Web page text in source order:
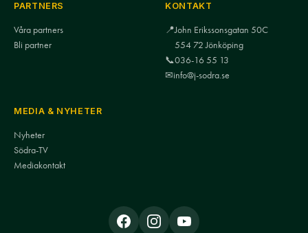
PARTNERS
Våra partners
Bli partner
KONTAKT
📍John Erikssonsgatan 50C
554 72 Jönköping
📞036-16 55 13
✉info@j-sodra.se
MEDIA & NYHETER
Nyheter
Södra-TV
Mediakontakt